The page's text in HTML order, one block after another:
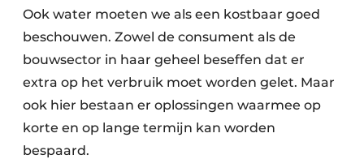
Ook water moeten we als een kostbaar goed
beschouwen. Zowel de consument als de
bouwsector in haar geheel beseffen dat er
extra op het verbruik moet worden gelet. Maar
ook hier bestaan er oplossingen waarmee op
korte en op lange termijn kan worden
bespaard.